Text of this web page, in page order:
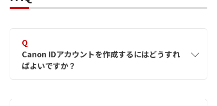
Q
Canon IDアカウントを作成するにはどうすれ
ばよいですか？